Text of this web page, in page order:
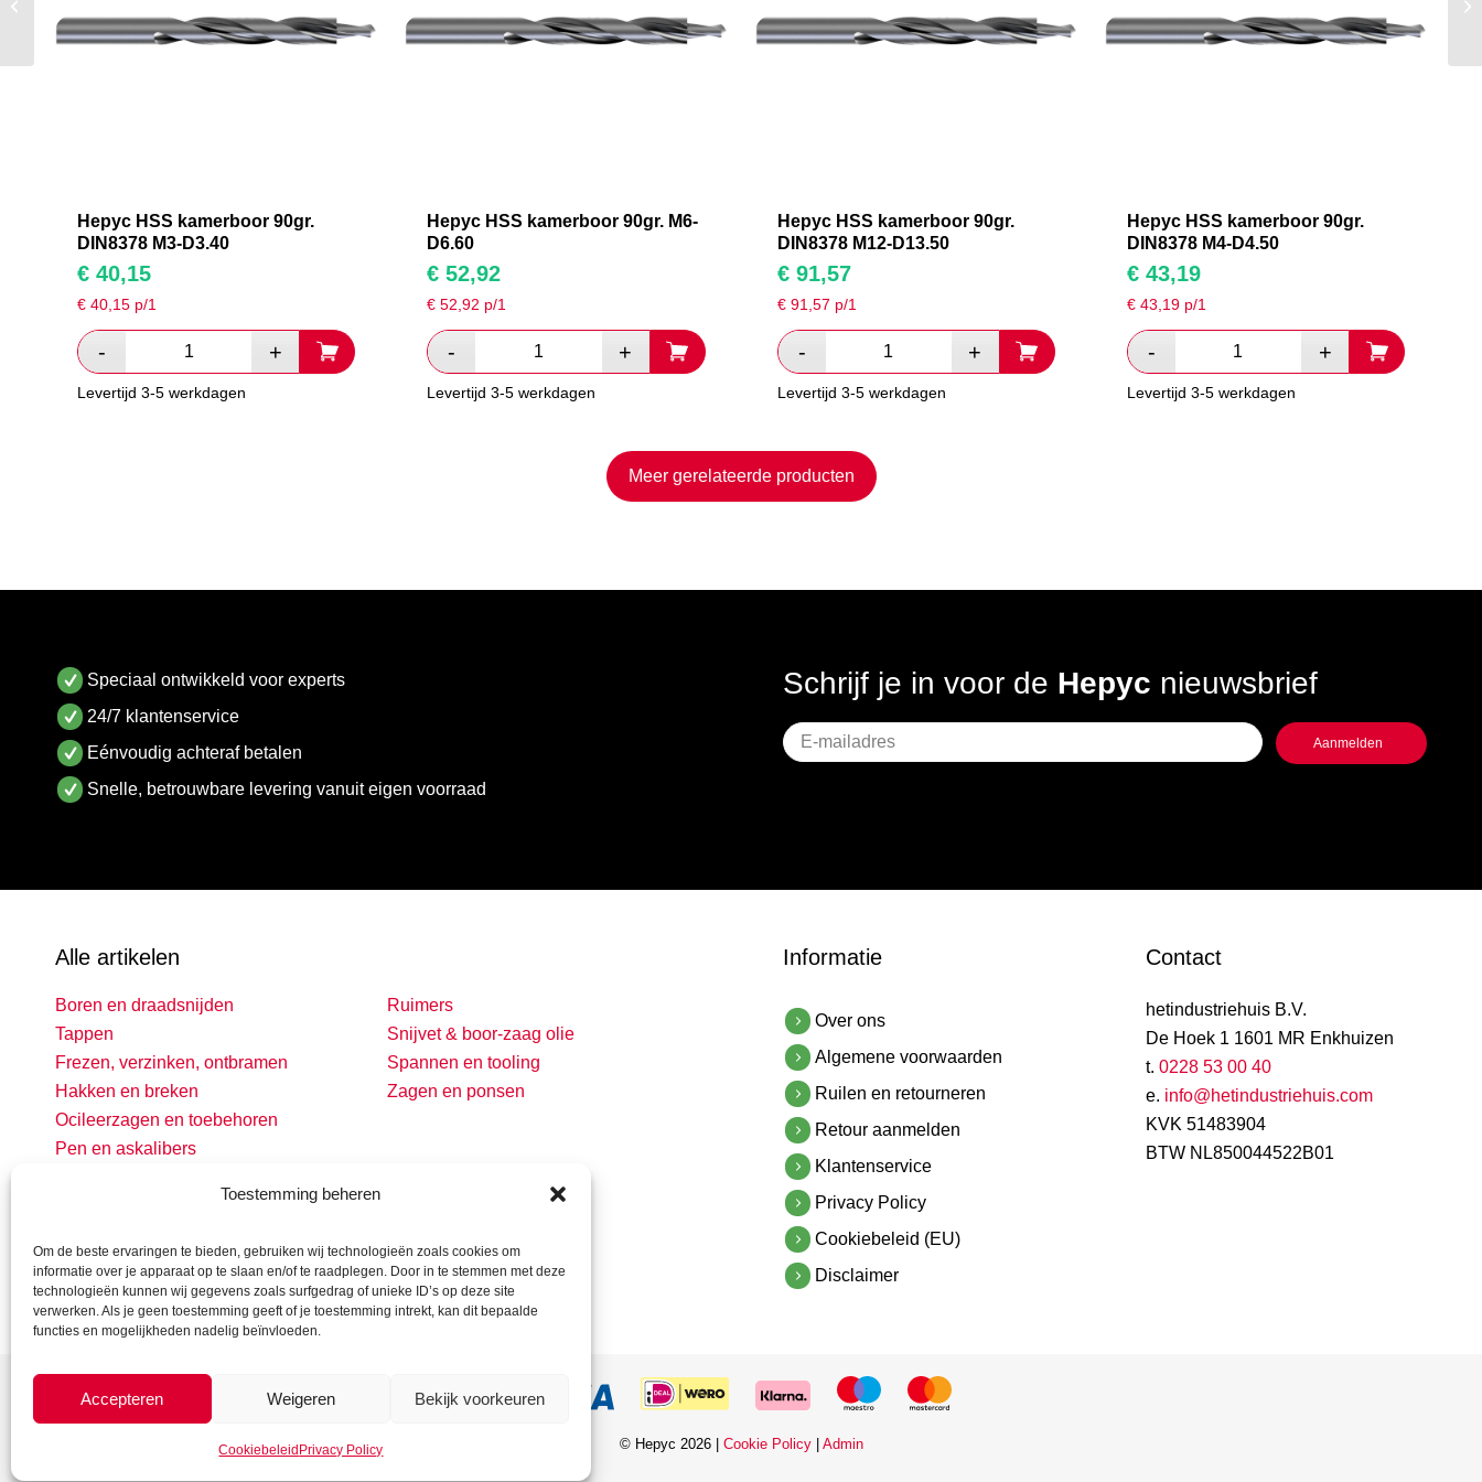
Toestemming beheren
Om de beste ervaringen te bieden, gebruiken wij technologieën zoals cookies om
informatie over je apparaat op te slaan en/of te raadplegen. Door in te stemmen met deze
technologieën kunnen wij gegevens zoals surfgedrag of unieke ID’s op deze site
verwerken. Als je geen toestemming geeft of je toestemming intrekt, kan dit bepaalde
functies en mogelijkheden nadelig beïnvloeden.
Accepteren Weigeren Bekijk voorkeuren
Cookiebeleid Privacy Policy
Hepyc HSS kamerboor 90gr.
DIN8378 M3-D3.40
€ 40,15
€ 40,15 p/1
Levertijd 3-5 werkdagen
Hepyc HSS kamerboor 90gr. M6-
D6.60
€ 52,92
€52,92 p/1
Levertijd 3-5 werkdagen
Hepyc HSS kamerboor 90gr.
DIN8378 M12-D13.50
€91,57
€ 91,57 p/1
Levertijd 3-5 werkdagen
Hepyc HSS kamerboor 90gr.
DIN8378 M4-D4.50
€43,19
€ 43,19p/1
Levertijd 3-5 werkdagen
Meer gerelateerde producten
Speciaal ontwikkeld voor experts
24/7 klantenservice
Eénvoudig achteraf betalen
Snelle, betrouwbare levering vanuit eigen voorraad
Schrijf je in voor de Hepyc nieuwsbrief
Geen
titel
Alle artikelen
Boren en draadsnijden
Tappen
Frezen, verzinken, ontbramen
Hakken en breken
Ocileerzagen en toebehoren
Pen en askalibers
Ruimers
Snijvet & boor-zaag olie
Spannen en tooling
Zagen en ponsen
Informatie
Over ons
Algemene voorwaarden
Ruilen en retourneren
Retour aanmelden
Klantenservice
Privacy Policy
Cookiebeleid (EU)
Disclaimer
Contact
hetindustriehuis B.V.
De Hoek 1 1601 MR Enkhuizen
t. 0228 53 00 40
e. info@hetindustriehuis.com
KVK 51483904
BTW NL850044522B01
© Hepyc 2026 | Cookie Policy| Admin
D17.20